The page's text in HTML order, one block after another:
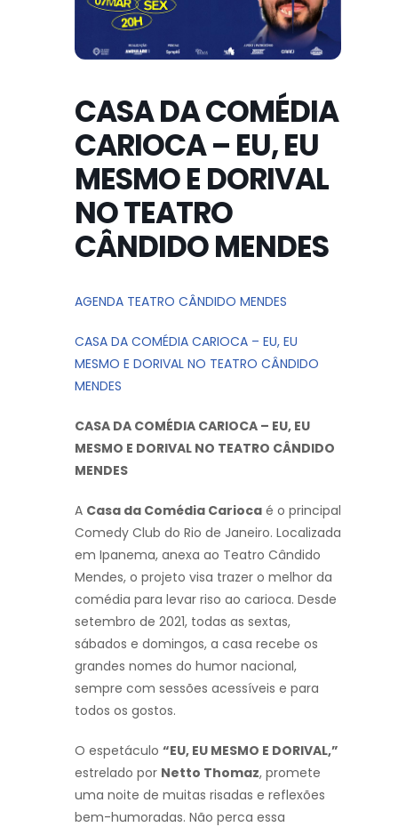
CASA DA COMÉDIA
CARIOCA – EU, EU
MESMO E DORIVAL
NO TEATRO
CÂNDIDO MENDES
AGENDA TEATRO CÂNDIDO MENDES
CASA DA COMÉDIA CARIOCA – EU, EU
MESMO E DORIVAL NO TEATRO CÂNDIDO
MENDES
CASA DA COMÉDIA CARIOCA – EU, EU
MESMO E DORIVAL NO TEATRO CÂNDIDO
MENDES
A Casa da Comédia Carioca é o principal
Comedy Club do Rio de Janeiro. Localizada
em Ipanema, anexa ao Teatro Cândido
Mendes, o projeto visa trazer o melhor da
comédia para levar riso ao carioca. Desde
setembro de 2021, todas as sextas,
sábados e domingos, a casa recebe os
grandes nomes do humor nacional,
sempre com sessões acessíveis e para
todos os gostos.
O espetáculo “EU, EU MESMO E DORIVAL,”
estrelado por Netto Thomaz, promete
uma noite de muitas risadas e reflexões
bem-humoradas. Não perca essa